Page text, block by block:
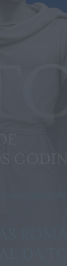
a
Águeda